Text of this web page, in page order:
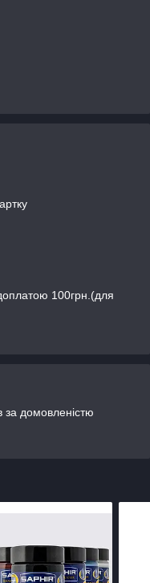
100грн.(для
за домовленістю